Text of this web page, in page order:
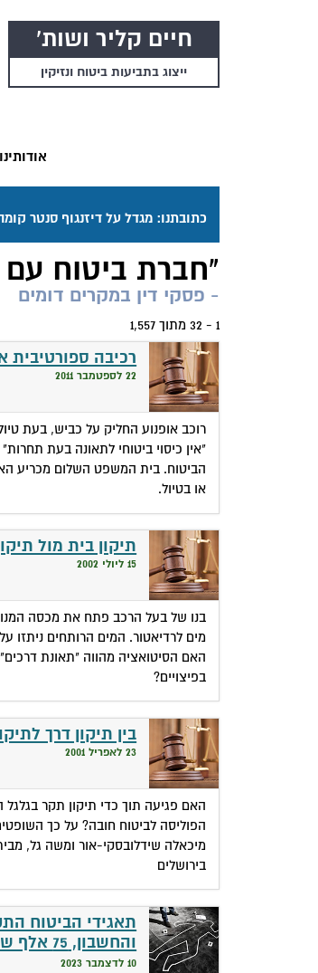
חיים קליר ושות'
ייצוג בתביעות ביטוח ונזיקין
אודותינו
כתובתנו: מגדל על דיזנגוף סנטר קומה 16, רחוב דיזנגוף 50 תל אביב. דרכי ההגעה בתפריט
"חברת ביטוח עם
- פסקי דין במקרים דומים
1 - 32 מתוך 1,557
רכיבה ספורטיבית
22 לספטמבר 2011
רוכב אופנוע החליק על כביש, בעת
"אין כיסוי ביטוחי לתאונה בעת
הביטוח. בית המשפט השלום מכריע
או בטיול.
תיקון בית מול
15 ליולי 2002
בנו של בעל הרכב פתח את מכסה
מים לרדיאטור. המים הרותחים ניתזו על
האם הסיטואציה מהווה "תאונת
בפיצויים?
בין תיקון דרך
23 לאפריל 2001
האם פגיעה תוך כדי תיקון תקר
הפוליסה לביטוח חובה? על כך
מיכאלה שידלובסקי-אור ומשה גל,
בירושלים
תאגידי הביטוח
והחשבון,
להורים השכולים
10 לדצמבר 2023